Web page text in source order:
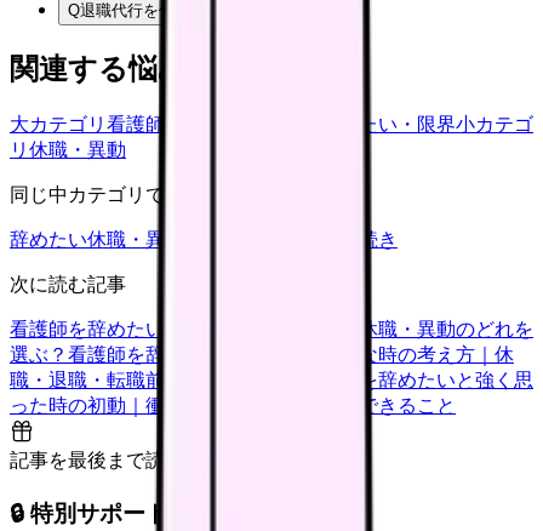
Q退職代行を使うと後悔しますか？
関連する悩みカテゴリ
大カテゴリ 看護師の悩み 辞めたい・限界小カテゴ
リ 休職・異動
同じ中カテゴリで見る
辞めたい休職・異動 退職手続き
次に読む記事
看護師を辞めたい時の判断基準｜転職・休職・異動のどれを
選ぶ？ 看護師を辞めたいけどお金が不安な時の考え方｜休
職・退職・転職前に確認すること
看護師を辞めたいと強く思
った時の初動｜衝動的に辞める前に今日できること
記事を最後まで読むと解放
🔒 特別サポート枠（未開放）